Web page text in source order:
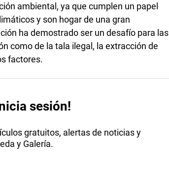
ambiental, ya que cumplen un papel
y son hogar de una gran
ha demostrado ser un desafío para las
como de la tala ilegal, la extracción de
factores.
sesión!
gratuitos, alertas de noticias y
y Galería.